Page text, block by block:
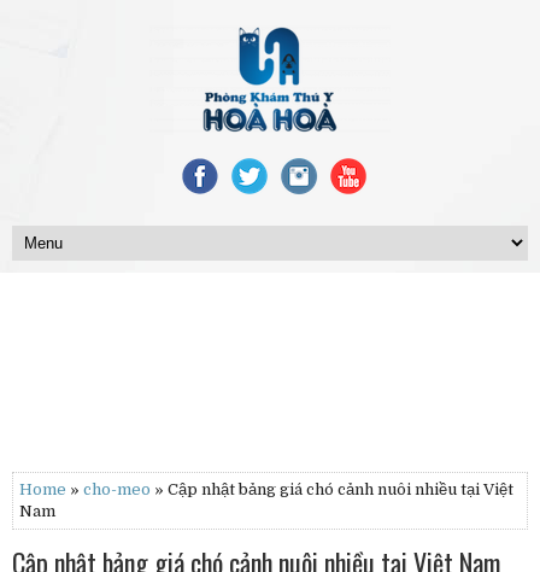
Home » cho-meo » Cập nhật bảng giá chó cảnh nuôi nhiều tại Việt
Nam
Cập nhật bảng giá chó cảnh nuôi nhiều tại Việt Nam